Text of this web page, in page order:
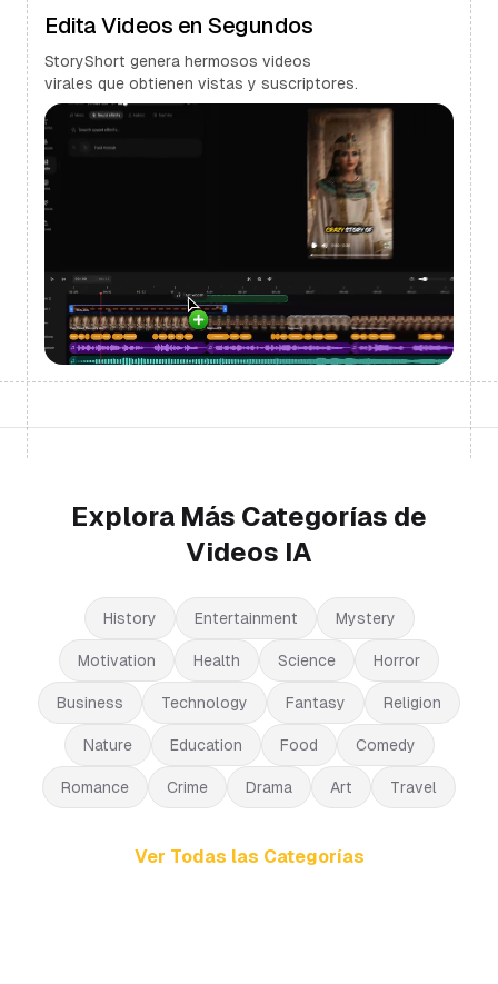
Edita Videos en Segundos
StoryShort genera hermosos videos
virales que obtienen vistas y suscriptores.
Explora Más Categorías de
Videos IA
History Entertainment Mystery
Motivation Health Science Horror
Business Technology Fantasy Religion
Nature Education Food Comedy
Romance Crime Drama Art Travel
Ver Todas las Categorías